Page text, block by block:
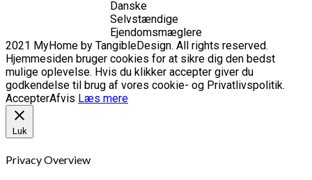
Danske
Selvstændige
Ejendomsmæglere
2021 MyHome by TangibleDesign. All rights reserved.
Hjemmesiden bruger cookies for at sikre dig den bedst
mulige oplevelse. Hvis du klikker accepter giver du
godkendelse til brug af vores cookie- og Privatlivspolitik.
AccepterAfvis Læs mere
Luk
Privacy Overview